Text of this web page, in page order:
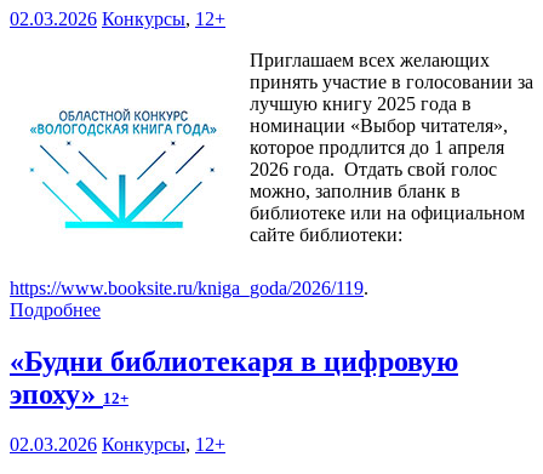
02.03.2026 Конкурсы, 12+
Приглашаем всех желающих
принять участие в голосовании за
лучшую книгу 2025 года в
номинации «Выбор читателя»,
которое продлится до 1 апреля
2026 года. Отдать свой голос
можно, заполнив бланк в
библиотеке или на официальном
сайте библиотеки:
https://www.booksite.ru/kniga_goda/2026/119.
Подробнее
«Будни библиотекаря в цифровую
эпоху» 12+
02.03.2026 Конкурсы, 12+